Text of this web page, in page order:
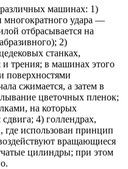
машинах: 1)
многократного удара —
отбрасывается на
2)
станках,
трения; в машинах этого
поверхностями
сжимается, а затем в
цветочных пленок;
на которых
4) голлендрах,
использован принцип
вращающиеся
цилиндры; при этом